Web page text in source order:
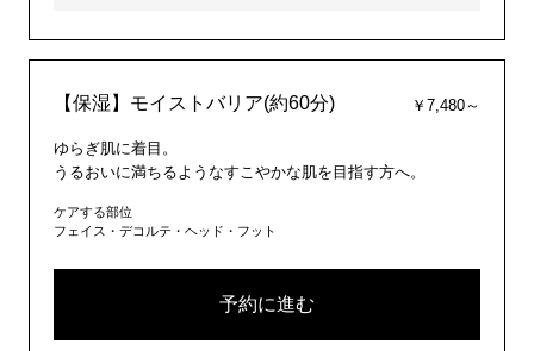
【保湿】モイストバリア(約60分) ￥7,480～
ゆらぎ肌に着目。
うるおいに満ちるようなすこやかな肌を目指す方へ。
ケアする部位
フェイス・デコルテ・ヘッド・フット
予約に進む